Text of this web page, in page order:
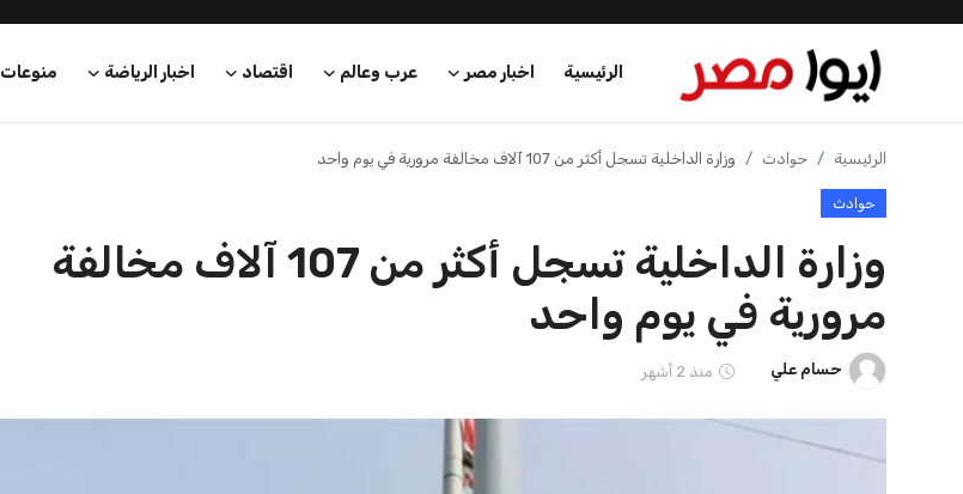
الرئيسية اخبار مصر عرب وعالم اقتصاد اخبار الرياضة منوعات
الرئيسية
اخبار مصر
عرب وعالم
اخبار الرياضة
الرئيسية حوادث وزارة الداخلية تسجل أكثر من 107 آلاف مخالفة مرورية في يوم واحد
حوادث
وزارة الداخلية تسجل أكثر من 107 آلاف مخالفة
مرورية في يوم واحد
حسام علي منذ 2 أشهر